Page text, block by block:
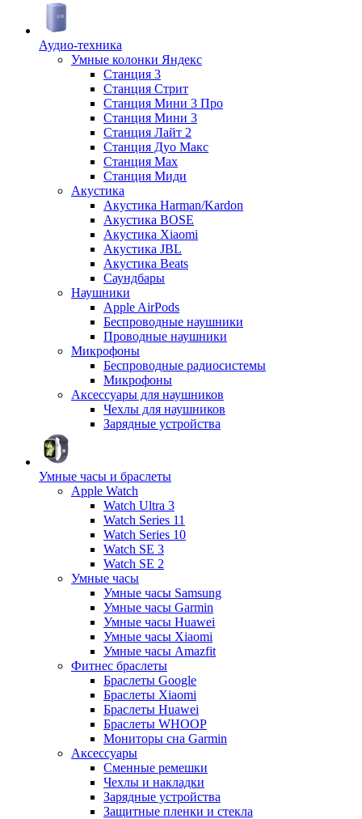
Аудио-техника
Умные колонки Яндекс
Станция 3
Станция Стрит
Станция Мини 3 Про
Станция Мини 3
Станция Лайт 2
Станция Дуо Макс
Станция Max
Станция Миди
Акустика
Акустика Harman/Kardon
Акустика BOSE
Акустика Xiaomi
Акустика JBL
Акустика Beats
Саундбары
Наушники
Apple AirPods
Беспроводные наушники
Проводные наушники
Микрофоны
Беспроводные радиосистемы
Микрофоны
Аксессуары для наушников
Чехлы для наушников
Зарядные устройства
Умные часы и браслеты
Apple Watch
Watch Ultra 3
Watch Series 11
Watch Series 10
Watch SE 3
Watch SE 2
Умные часы
Умные часы Samsung
Умные часы Garmin
Умные часы Huawei
Умные часы Xiaomi
Умные часы Amazfit
Фитнес браслеты
Браслеты Google
Браслеты Xiaomi
Браслеты Huawei
Браслеты WHOOP
Мониторы сна Garmin
Аксессуары
Сменные ремешки
Чехлы и накладки
Зарядные устройства
Защитные пленки и стекла